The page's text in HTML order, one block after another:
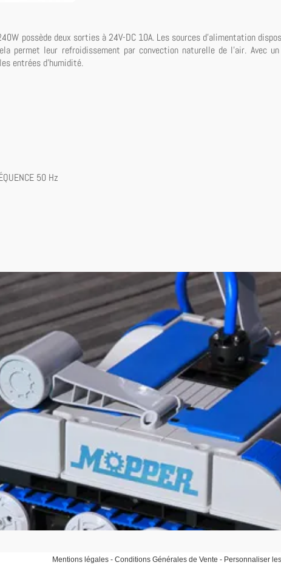
possède deux sorties à 24V-DC 10A. Les sources d'alimentation
permet leur refroidissement par convection naturelle de l'air. Avec
entrées d'humidité.
50 Hz
Mentions légales- Conditions Générales de Vente - Personnaliser